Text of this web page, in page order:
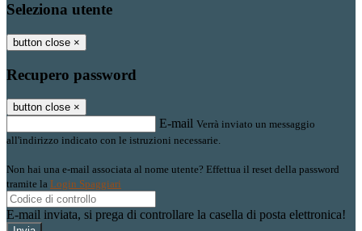
Seleziona utente
button close ×
Recupero password
button close ×
E-mail Verrà inviato un messaggio
all'indirizzo indicato con le istruzioni necessarie.
Non hai una e-mail associata al nome utente? Effettua il reset della password
tramite la Login Spaggiari
E-mail inviata, si prega di controllare la casella di posta elettronica!